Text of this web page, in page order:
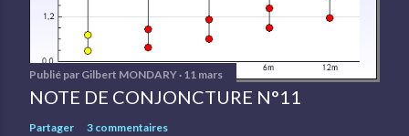
Publié par Gilbert MONDARY 11 mars
NOTE DE CONJONCTURE N°11
Partager 3 commentaires